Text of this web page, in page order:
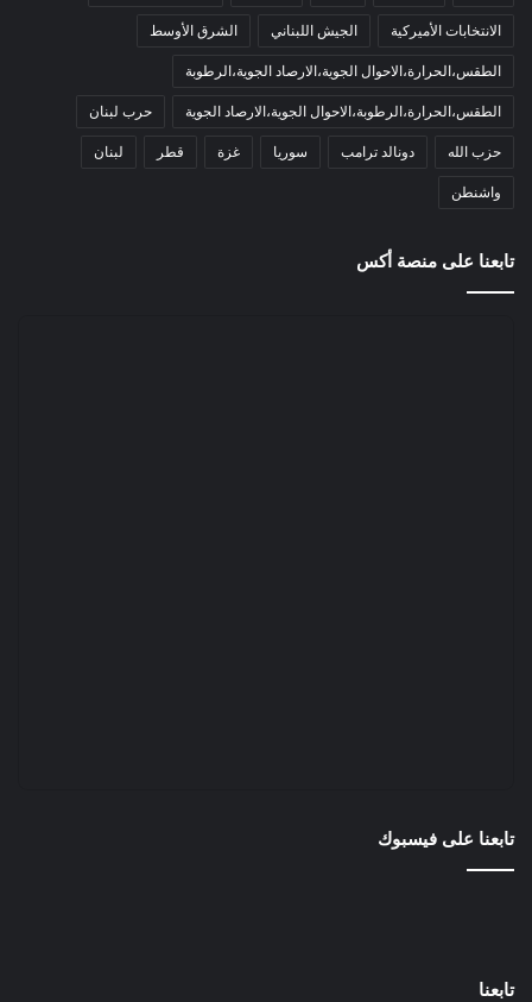
الانتخابات الأميركية الجيش اللبناني الشرق الأوسط
الطقس،الحرارة،الاحوال الجوية،الارصاد الجوية،الرطوبة
الطقس،الحرارة،الرطوبة،الاحوال الجوية،الارصاد الجوية حرب لبنان
حزب الله دونالد ترامب سوريا غزة قطر لبنان
واشنطن
تابعنا على منصة أكس
تابعنا على فيسبوك
تابعنا